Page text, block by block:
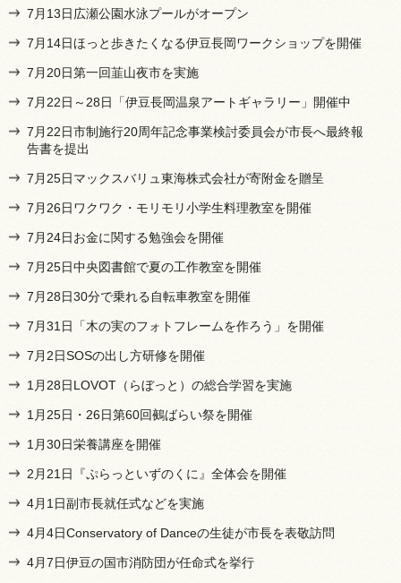
7月13日広瀬公園水泳プールがオープン
7月14日ほっと歩きたくなる伊豆長岡ワークショップを開催
7月20日第一回韮山夜市を実施
7月22日～28日「伊豆長岡温泉アートギャラリー」開催中
7月22日市制施行20周年記念事業検討委員会が市長へ最終報
告書を提出
7月25日マックスバリュ東海株式会社が寄附金を贈呈
7月26日ワクワク・モリモリ小学生料理教室を開催
7月24日お金に関する勉強会を開催
7月25日中央図書館で夏の工作教室を開催
7月28日30分で乗れる自転車教室を開催
7月31日「木の実のフォトフレームを作ろう」を開催
7月2日SOSの出し方研修を開催
1月28日LOVOT（らぼっと）の総合学習を実施
1月25日・26日第60回鵺ばらい祭を開催
1月30日栄養講座を開催
2月21日『ぷらっといずのくに』全体会を開催
4月1日副市長就任式などを実施
4月4日Conservatory of Danceの生徒が市長を表敬訪問
4月7日伊豆の国市消防団が任命式を挙行